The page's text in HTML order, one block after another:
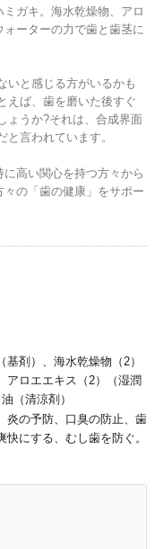
ガキ。海水乾燥物、アロ
ーターの力で歯と歯茎に
いと感じる方がいるかも
えば、歯を磨いた後すぐ
ょうか?それは、合成界面
言われています。
高い関心を持つ方々から
の「歯の健康」をサポー
剤）、海水乾燥物（2）
アロエエキス（2）（湿潤
（清涼剤）
炎の予防、口臭の防止、歯
にする、むし歯を防ぐ。